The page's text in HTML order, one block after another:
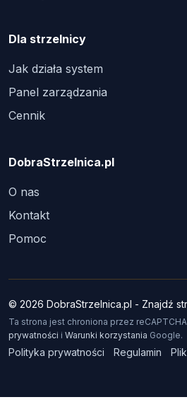
Dla strzelnicy
Jak działa system
Panel zarządzania
Cennik
DobraStrzelnica.pl
O nas
Kontakt
Pomoc
© 2026 DobraStrzelnica.pl - Znajdź
Ta strona jest chroniona przez
prywatności i Warunki korzystania Google.
Polityka prywatności Regulamin